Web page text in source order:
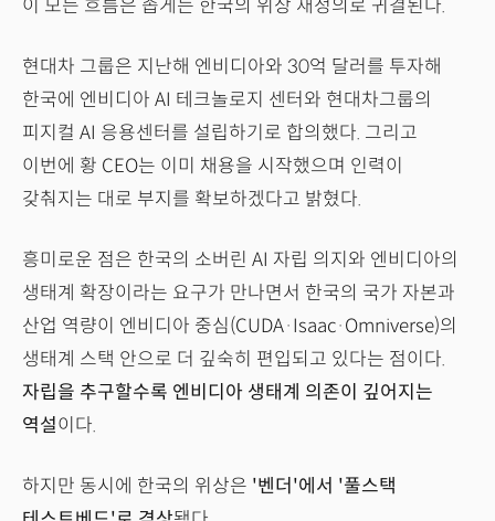
이 모든 흐름은 좁게는 한국의 위상 재정의로 귀결된다.
현대차 그룹은 지난해 엔비디아와 30억 달러를 투자해
한국에 엔비디아 AI 테크놀로지 센터와 현대차그룹의
피지컬 AI 응용센터를 설립하기로 합의했다. 그리고
이번에 황 CEO는 이미 채용을 시작했으며 인력이
갖춰지는 대로 부지를 확보하겠다고 밝혔다.
흥미로운 점은 한국의 소버린 AI 자립 의지와 엔비디아의
생태계 확장이라는 요구가 만나면서 한국의 국가 자본과
산업 역량이 엔비디아 중심(CUDA·Isaac·Omniverse)의
생태계 스택 안으로 더 깊숙히 편입되고 있다는 점이다.
자립을 추구할수록 엔비디아 생태계 의존이 깊어지는
역설이다.
하지만 동시에 한국의 위상은 '벤더'에서 '풀스택